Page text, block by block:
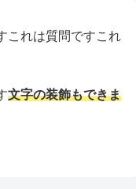
これは質問ですこれ
文字の装飾もできま